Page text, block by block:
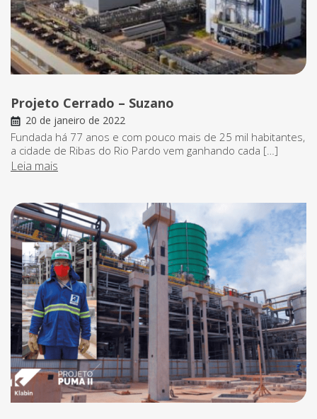
Projeto Cerrado – Suzano
20 de janeiro de 2022
Fundada há 77 anos e com pouco mais de 25 mil habitantes,
a cidade de Ribas do Rio Pardo vem ganhando cada […]
Leia mais